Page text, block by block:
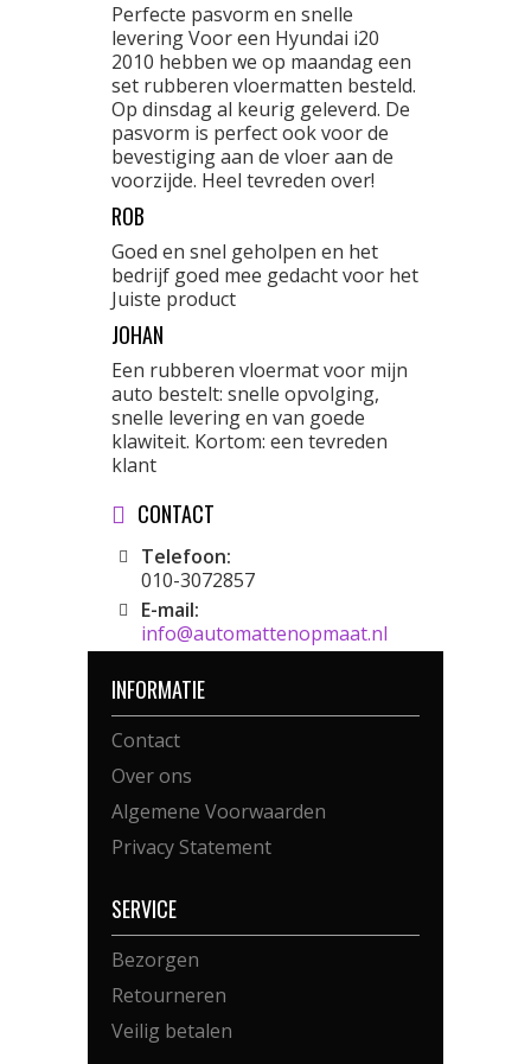
Perfecte pasvorm en snelle
levering Voor een Hyundai i20
2010 hebben we op maandag een
set rubberen vloermatten besteld.
Op dinsdag al keurig geleverd. De
pasvorm is perfect ook voor de
bevestiging aan de vloer aan de
voorzijde. Heel tevreden over!
ROB
Goed en snel geholpen en het
bedrijf goed mee gedacht voor het
Juiste product
JOHAN
Een rubberen vloermat voor mijn
auto bestelt: snelle opvolging,
snelle levering en van goede
klawiteit. Kortom: een tevreden
klant
CONTACT
Telefoon:
010-3072857
E-mail:
info@automattenopmaat.nl
INFORMATIE
Contact
Over ons
Algemene Voorwaarden
Privacy Statement
SERVICE
Bezorgen
Retourneren
Veilig betalen